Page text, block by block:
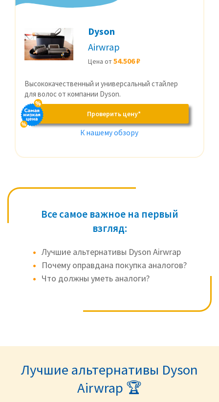
Dyson
Airwrap
Цена от54.506 ₽
Высококачественный и универсальный стайлер
для волос от компании Dyson.
Проверить цену*
К нашему обзору
Все самое важное на первый
взгляд:
Лучшие альтернативы Dyson Airwrap
Почему оправдана покупка аналогов?
Что должны уметь аналоги?
Лучшие альтернативы Dyson
Airwrap 🏆